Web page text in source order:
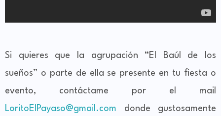
Si quieres que la agrupación “El Baúl de los
sueños” o parte de ella se presente en tu fiesta o
evento, contáctame por el mail
LoritoElPayaso@gmail.com donde gustosamente